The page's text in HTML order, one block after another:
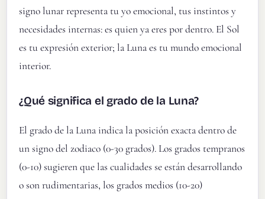
signo lunar representa tu yo emocional, tus instintos y
necesidades internas: es quien ya eres por dentro. El Sol
es tu expresión exterior; la Luna es tu mundo emocional
interior.
¿Qué significa el grado de la Luna?
El grado de la Luna indica la posición exacta dentro de
un signo del zodiaco (0-30 grados). Los grados tempranos
(0-10) sugieren que las cualidades se están desarrollando
o son rudimentarias, los grados medios (10-20)